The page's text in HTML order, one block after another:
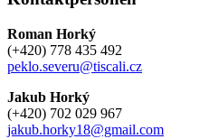
Roman Horký
(+420) 778 435 492
peklo.severu@tiscali.cz
Jakub Horký
(+420) 702 029 967
jakub.horky18@gmail.com